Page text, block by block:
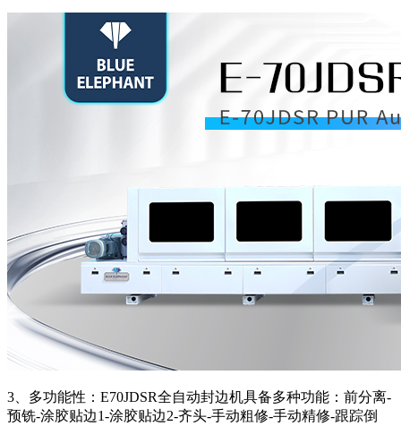
3、多功能性：E70JDSR全自动封边机具备多种功能：前分离-
预铣-涂胶贴边1-涂胶贴边2-齐头-手动粗修-手动精修-跟踪倒